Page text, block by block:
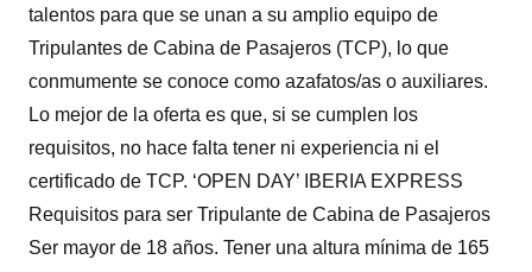
talentos para que se unan a su amplio equipo de
Tripulantes de Cabina de Pasajeros (TCP), lo que
conmumente se conoce como azafatos/as o auxiliares.
Lo mejor de la oferta es que, si se cumplen los
requisitos, no hace falta tener ni experiencia ni el
certificado de TCP. ‘OPEN DAY’ IBERIA EXPRESS
Requisitos para ser Tripulante de Cabina de Pasajeros
Ser mayor de 18 años. Tener una altura mínima de 165